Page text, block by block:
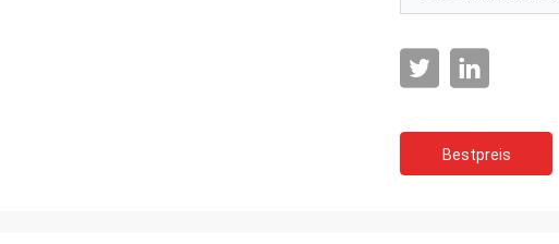
Bestpreis